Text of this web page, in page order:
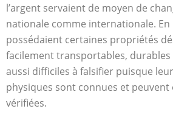
l’argent servaient de moyen de
nationale comme internationale.
possédaient certaines propriétés
facilement transportables,
aussi difficiles à falsifier puisque
physiques sont connues et
vérifiées.